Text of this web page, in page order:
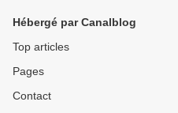
Hébergé par Canalblog
Top articles
Pages
Contact